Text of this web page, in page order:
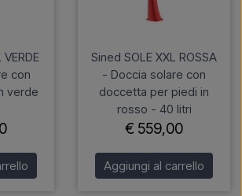
con
verde
Sined SOLE XXL ROSSA
- Doccia solare con
doccetta per piedi in
rosso - 40 litri
€ 559,00
Aggiungi al carrello